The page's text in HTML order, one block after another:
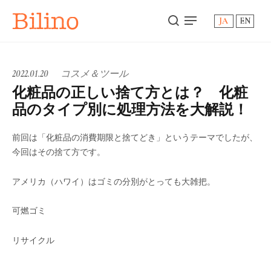
Bilino EN
JA
2022.01.20 コスメ＆ツール
化粧品の正しい捨て方とは？ 化粧
品のタイプ別に処理方法を大解説！
前回は「化粧品の消費期限と捨てどき」というテーマでしたが、
今回はその捨て方です。
アメリカ（ハワイ）はゴミの分別がとっても大雑把。
可燃ゴミ
リサイクル